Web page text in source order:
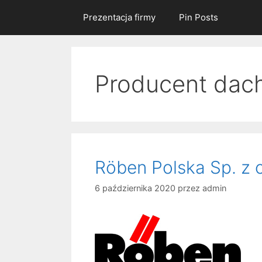
Prezentacja firmy Pin Posts
Producent
Röben Polska Sp. z
6 października 2020 przez admin